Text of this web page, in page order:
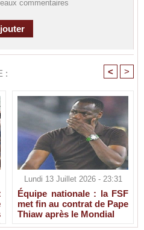
commentaires
: < >
Lundi 13 Juillet 2026 - 23:31
Équipe nationale : la FSF
met fin au contrat de Pape
Thiaw après le Mondial